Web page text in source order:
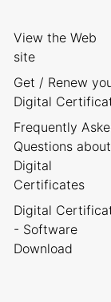
View the Web
site
Get / Renew
Digital
Frequently
Questions about
Digital
Certificates
Digital
- Software
Download